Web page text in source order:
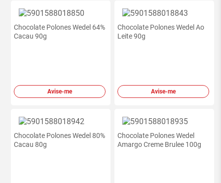
Chocolate Polones Wedel 64%
Cacau 90g
Avise-me
Chocolate Polones Wedel Ao
Leite 90g
Avise-me
Chocolate Polones Wedel 80%
Cacau 80g
Chocolate Polones Wedel
Amargo Creme Brulee 100g